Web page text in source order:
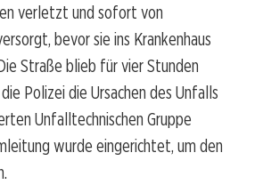
verletzt und sofort von
bevor sie ins Krankenhaus
Straße blieb für vier Stunden
Polizei die Ursachen des Unfalls
Unfalltechnischen Gruppe
wurde eingerichtet, um den